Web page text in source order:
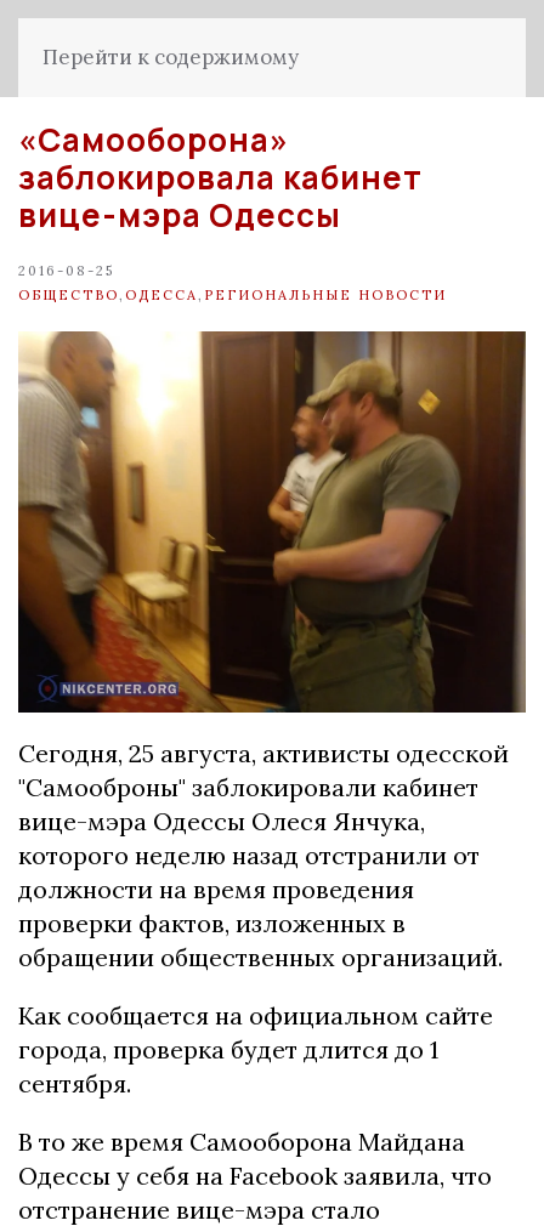
Перейти к содержимому
«Самооборона»
заблокировала кабинет
вице-мэра Одессы
2016-08-25
ОБЩЕСТВО ОДЕССА РЕГИОНАЛЬНЫЕ НОВОСТИ
Сегодня, 25 августа, активисты одесской
"Самооброны" заблокировали кабинет
вице-мэра Одессы Олеся Янчука,
которого неделю назад отстранили от
должности на время проведения
проверки фактов, изложенных в
обращении общественных организаций.
Как сообщается на официальном сайте
города, проверка будет длится до 1
сентября.
В то же время Самооборона Майдана
Одессы у себя на Facebook заявила, что
отстранение вице-мэра стало